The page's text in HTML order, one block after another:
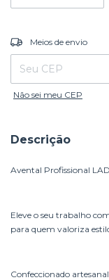
Entregas para o CEP:
Meios de envio
Não sei meu CEP
Descrição
Avental Profissional
Eleve o seu trabalho
para quem valoriza
Confeccionado